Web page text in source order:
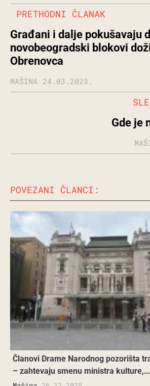
PRETHODNI ČLANAK
Građani i dalje pokušavaju
novobeogradski blokovi
Obrenovca
MAŠINA 24.03.2023.
Gde je
POVEZANI ČLANCI:
Članovi Drame Narodnog pozorišta
– zahtevaju smenu ministra kulture,…